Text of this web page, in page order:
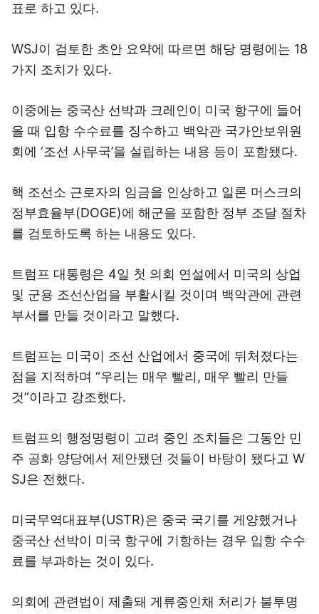
표로 하고 있다.
WSJ이 검토한 초안 요약에 따르면 해당 명령에는 18
가지 조치가 있다.
이중에는 중국산 선박과 크레인이 미국 항구에 들어
올 때 입항 수수료를 징수하고 백악관 국가안보위원
회에 ‘조선 사무국’을 설립하는 내용 등이 포함됐다.
핵 조선소 근로자의 임금을 인상하고 일론 머스크의
정부효율부(DOGE)에 해군을 포함한 정부 조달 절차
를 검토하도록 하는 내용도 있다.
트럼프 대통령은 4일 첫 의회 연설에서 미국의 상업
및 군용 조선산업을 부활시킬 것이며 백악관에 관련
부서를 만들 것이라고 말했다.
트럼프는 미국이 조선 산업에서 중국에 뒤처졌다는
점을 지적하며 “우리는 매우 빨리, 매우 빨리 만들
것”이라고 강조했다.
트럼프의 행정명령이 고려 중인 조치들은 그동안 민
주 공화 양당에서 제안됐던 것들이 바탕이 됐다고 W
SJ은 전했다.
미국무역대표부(USTR)은 중국 국기를 게양했거나
중국산 선박이 미국 항구에 기항하는 경우 입항 수수
료를 부과하는 것이 있다.
의회에 관련법이 제출돼 게류중인채 처리가 불투명